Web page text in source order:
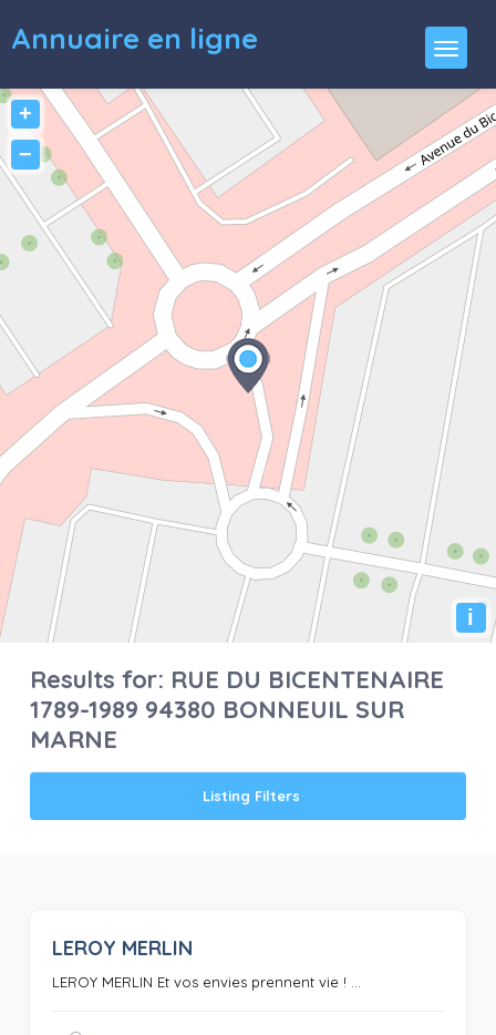
Annuaire en ligne
+
−
i
Results for: RUE DU BICENTENAIRE
1789-1989 94380 BONNEUIL SUR
MARNE
Listing Filters
LEROY MERLIN
LEROY MERLIN Et vos envies prennent vie ! ...